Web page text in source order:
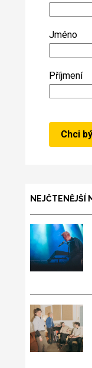
Jméno
Příjmení
NEJČTENĚJŠÍ